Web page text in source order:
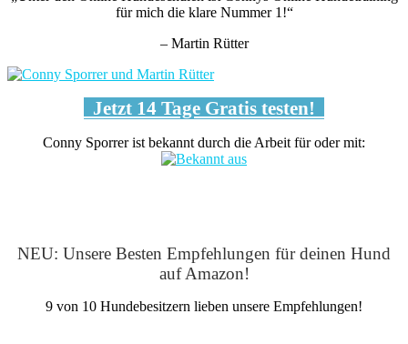
für mich die klare Nummer 1!“
– Martin Rütter
Jetzt 14 Tage Gratis testen!
Conny Sporrer ist bekannt durch die Arbeit für oder mit:
NEU: Unsere Besten Empfehlungen für deinen Hund
auf Amazon!
9 von 10 Hundebesitzern lieben unsere Empfehlungen!